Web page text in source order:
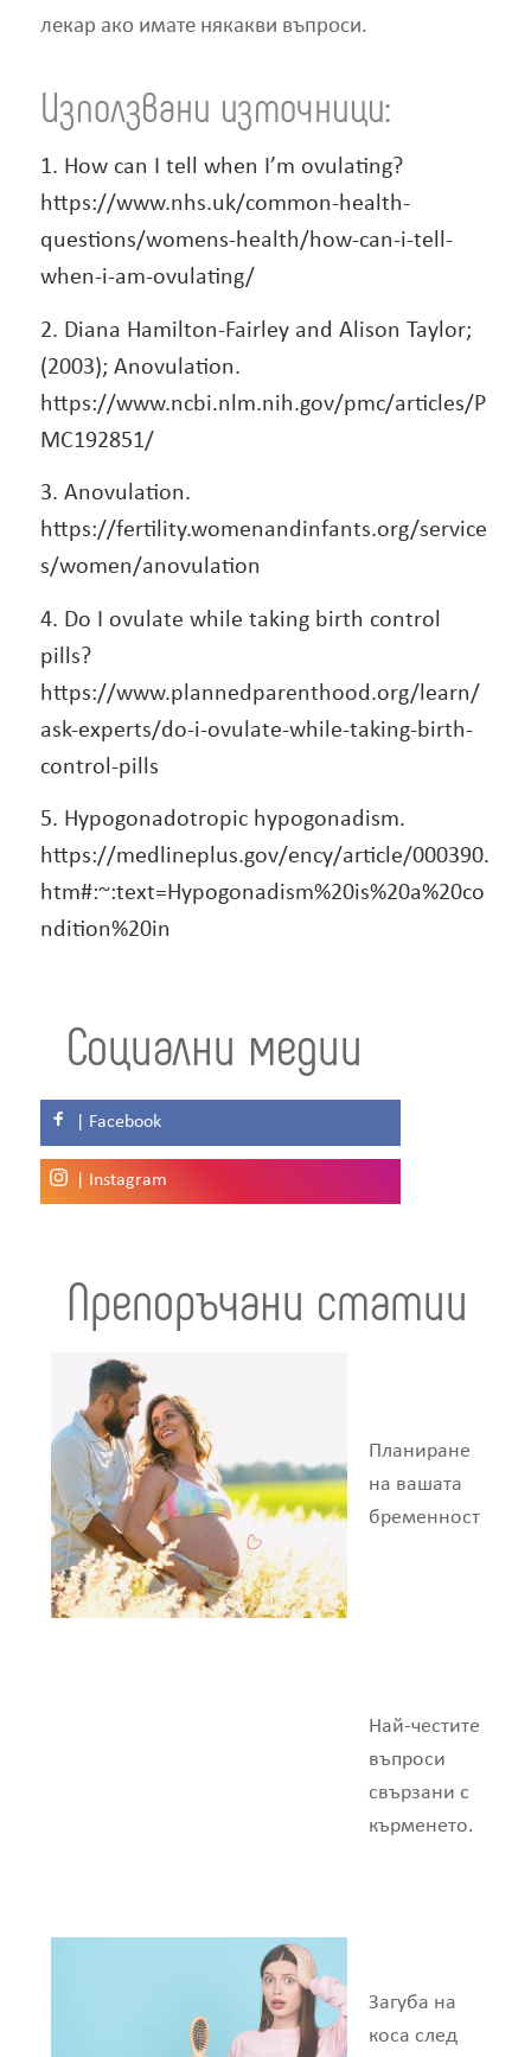
лекар ако имате някакви въпроси.
Използвани източници:
1. How can I tell when I’m ovulating?
https://www.nhs.uk/common-health-
questions/womens-health/how-can-i-tell-
when-i-am-ovulating/
2. Diana Hamilton-Fairley and Alison Taylor;
(2003); Anovulation.
https://www.ncbi.nlm.nih.gov/pmc/articles/P
MC192851/
3. Anovulation.
https://fertility.womenandinfants.org/service
s/women/anovulation
4. Do I ovulate while taking birth control
pills?
https://www.plannedparenthood.org/learn/
ask-experts/do-i-ovulate-while-taking-birth-
control-pills
5. Hypogonadotropic hypogonadism.
https://medlineplus.gov/ency/article/000390.
htm#:~:text=Hypogonadism%20is%20a%20co
ndition%20in
Социални медии
| Facebook
| Instagram
Препоръчани статии
Планиране
на вашата
бременност
Най-честите
въпроси
свързани с
кърменето.
Загуба на
коса след